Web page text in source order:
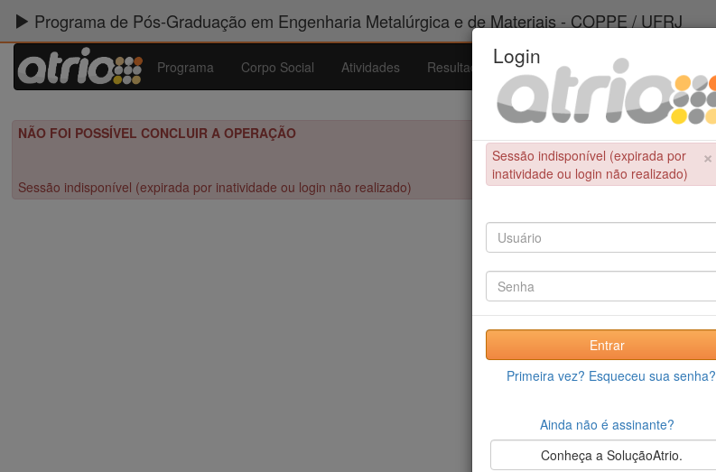
Programa de Pós-Graduação em Engenharia Metalúrgica e de Materiais - COPPE / UFRJ
Programa Corpo Social Atividades Resultados Admissão Ferramentas
NÃO FOI POSSÍVEL CONCLUIR A OPERAÇÃO
Sessão indisponível (expirada por inatividade ou login não realizado)
Login
×
Sessão indisponível (expirada por
inatividade ou login não realizado)
Entrar
Primeira vez? Esqueceu sua senha?
Ainda não é assinante?
Conheça a SoluçãoAtrio.